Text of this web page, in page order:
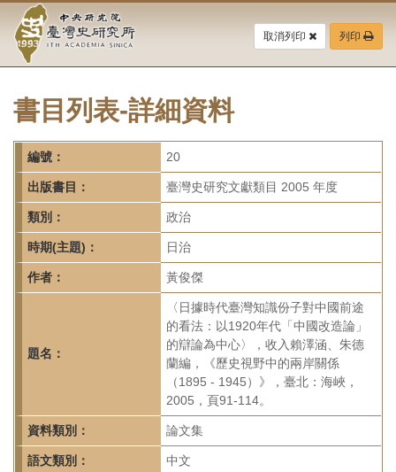
要
中
央
研
究
院-
臺
灣
史
研
所-
頁
取消列印 列印
書目列表-詳細資料
編號： 20
出版書目： 臺灣史研究文獻類目 2005 年度
類別： 政治
時期(主題)： 日治
作者： 黃俊傑
題名：
〈日據時代臺灣知識份子對中國前途
的看法：以1920年代「中國改造論」
的辯論為中心〉，收入賴澤涵、朱德
蘭編，《歷史視野中的兩岸關係
（1895 - 1945）》，臺北：海峽，
2005，頁91-114。
資料類別： 論文集
語文類別： 中文